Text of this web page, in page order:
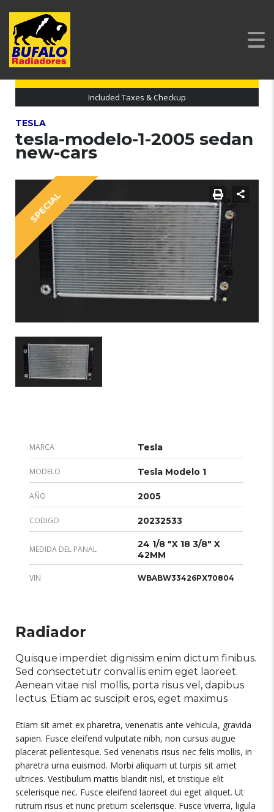
Codigo: 20232533
Included Taxes & Checkup
TESLA
tesla-modelo-1-2005 sedan
new-cars
SPECIAL
MARCA Tesla
MODELO Tesla Modelo 1
AÑO 2005
CODIGO 20232533
MEDIDA DEL PANAL
24 1/8 "X 18 3/8" X
42MM
VIN WBABW33426PX70804
Radiador
Quisque imperdiet dignissim enim dictum finibus.
Sed consectetutr convallis enim eget laoreet.
Aenean vitae nisl mollis, porta risus vel, dapibus
lectus. Etiam ac suscipit eros, eget maximus
Etiam sit amet ex pharetra, venenatis ante vehicula, gravida
sapien. Fusce eleifend vulputate nibh, non cursus augue
placerat pellentesque. Sed venenatis risus nec felis mollis, in
pharetra urna euismod. Morbi aliquam ut turpis sit amet
ultrices. Vestibulum mattis blandit nisl, et tristique elit
scelerisque nec. Fusce eleifend laoreet dui eget aliquet. Ut
rutrum risus et nunc pretium scelerisque. Fusce viverra, ligula